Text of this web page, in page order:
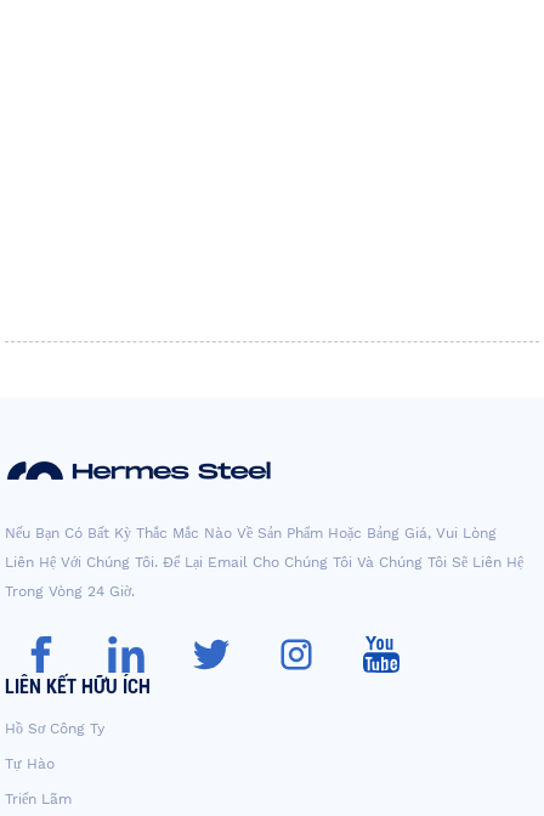
Nếu Bạn Có Bất Kỳ Thắc Mắc Nào Về Sản Phẩm Hoặc Bảng Giá, Vui Lòng
Liên Hệ Với Chúng Tôi. Để Lại Email Cho Chúng Tôi Và Chúng Tôi Sẽ Liên Hệ
Trong Vòng 24 Giờ.
LIÊN KẾT HỮU ÍCH
Hồ Sơ Công Ty
Tự Hào
Triển Lãm